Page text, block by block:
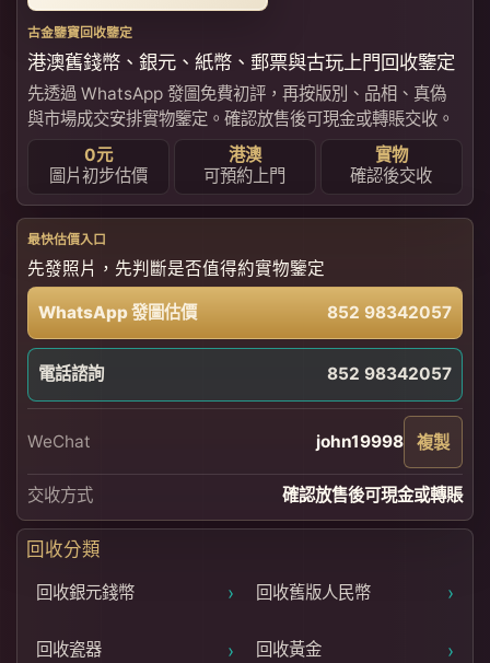
古金鑒寶回收鑒定
港澳舊錢幣、銀元、紙幣、郵票與古玩上門回收鑒定
先透過 WhatsApp 發圖免費初評，再按版別、品相、真偽
與市場成交安排實物鑒定。確認放售後可現金或轉賬交收。
0元
圖片初步估價
港澳
可預約上門
實物
確認後交收
最快估價入口
先發照片，先判斷是否值得約實物鑒定
WhatsApp 發圖估價 852 98342057
電話諮詢 852 98342057
WeChat john19998 複製
交收方式 確認放售後可現金或轉賬
回收分類
回收銀元錢幣 › 回收舊版人民幣 ›
回收瓷器 › 回收黃金 ›